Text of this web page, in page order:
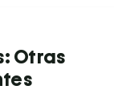
Otras